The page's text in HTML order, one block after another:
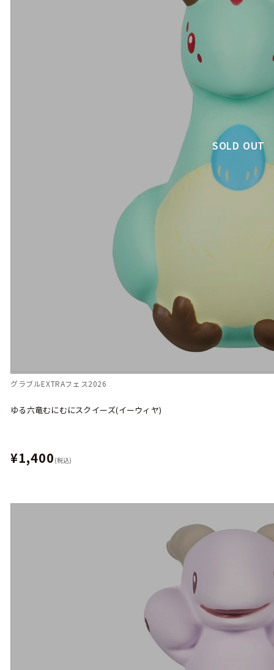
SOLD OUT
グラブルEXTRAフェス2026
ゆる六竜むにむにスクイーズ(イーウィヤ)
¥1,400 (税込)